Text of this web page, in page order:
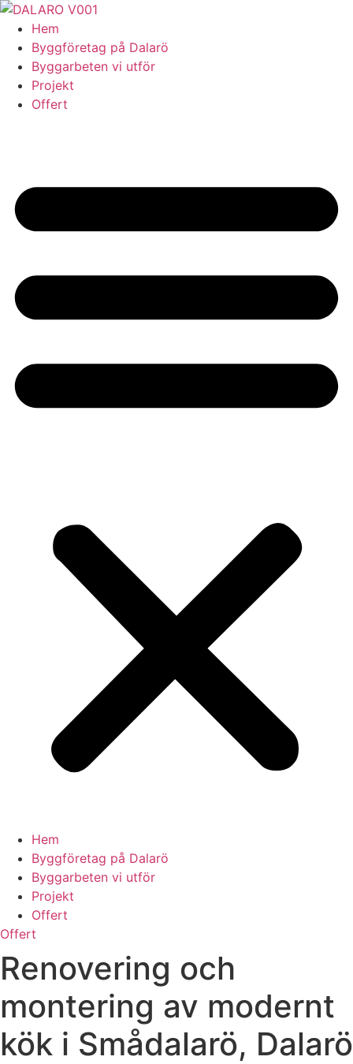
Skip
content
Hem
Byggföretag på Dalarö
Byggarbeten vi utför
Projekt
Offert
Hem
Byggföretag på Dalarö
Byggarbeten vi utför
Projekt
Offert
Offert
Renovering och
montering av modernt
kök i Smådalarö, Dalarö